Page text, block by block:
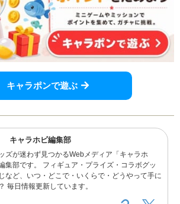
キャラポンで遊ぶ
キャラホビ編集部
ズが迷わず見つかるWebメディア「キャラホ
集部です。 フィギュア・プライズ・コラボグッ
など、いつ・どこで・いくらで・どうやって手に
毎日情報更新しています。